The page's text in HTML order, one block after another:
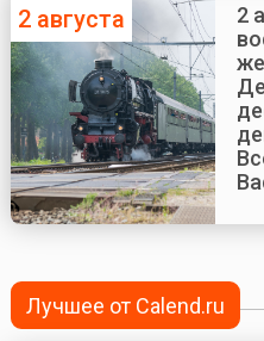
2 августа
2
Лучшее от Calend.ru